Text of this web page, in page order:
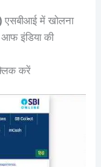
एसबीआई में खोलना
इंडिया की
करें